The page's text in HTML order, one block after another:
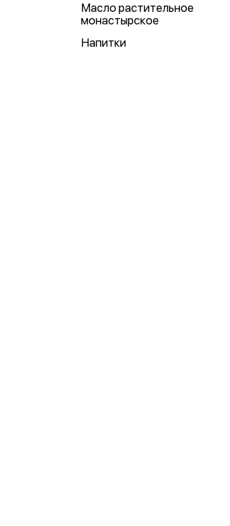
Масло растительное
монастырское
Напитки